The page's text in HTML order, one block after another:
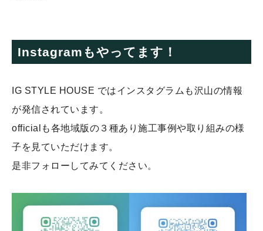
Instagramもやってます！
IG STYLE HOUSE ではインスタグラムも沢山の情報
が発信されています。
officialも各地域版の３種あり施工事例や取り組みの様
子を見ていただけます。
是非フォローしてみてください。